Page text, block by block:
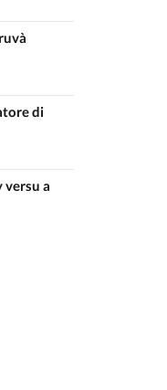
di
versu a